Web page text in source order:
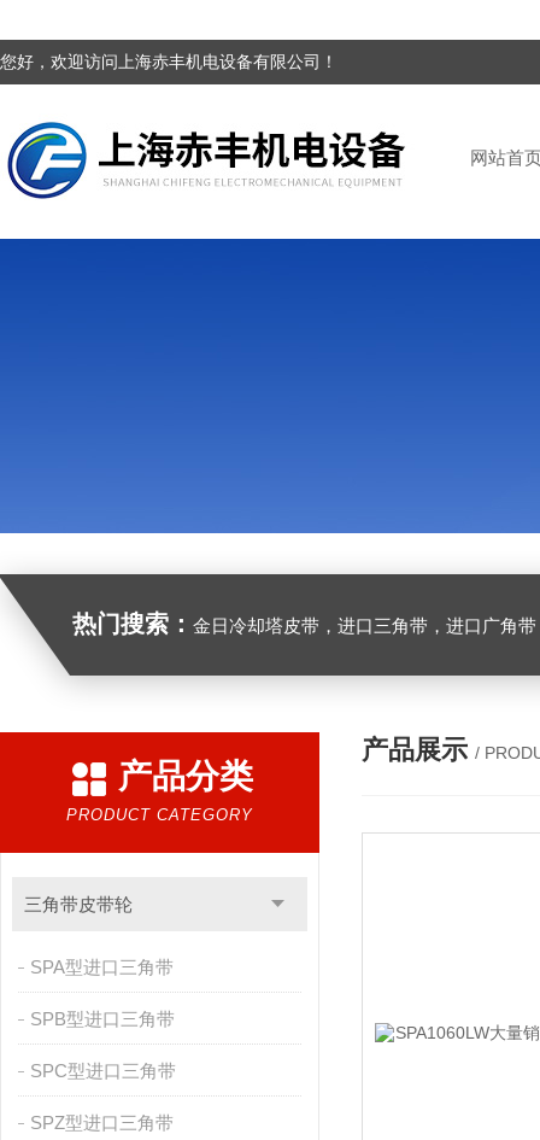
您好，欢迎访问上海赤丰机电设备有限公司！
网站首
热门搜索： 金日冷却塔皮带，进口三角带，进口广角带，进口同步带，进口空压机皮
产品分类
PRODUCT CATEGORY
三角带皮带轮
SPA型进口三角带
SPB型进口三角带
SPC型进口三角带
SPZ型进口三角带
产品展示 /